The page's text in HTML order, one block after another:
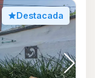
Destacada